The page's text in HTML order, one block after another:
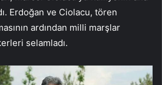
Erdoğan ve Ciolacu, tören
ardından milli marşlar
selamladı.